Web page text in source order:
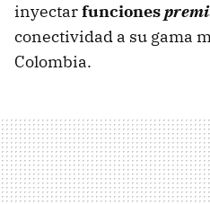
inyectarfunciones
conectividad a su gama
Colombia.